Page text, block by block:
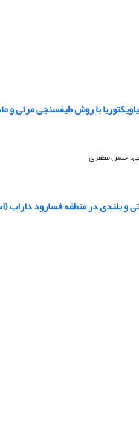
با روش طیف‏سنجی مرئی و
حسن مظفری
بلندی در منطقه فسارود داراب